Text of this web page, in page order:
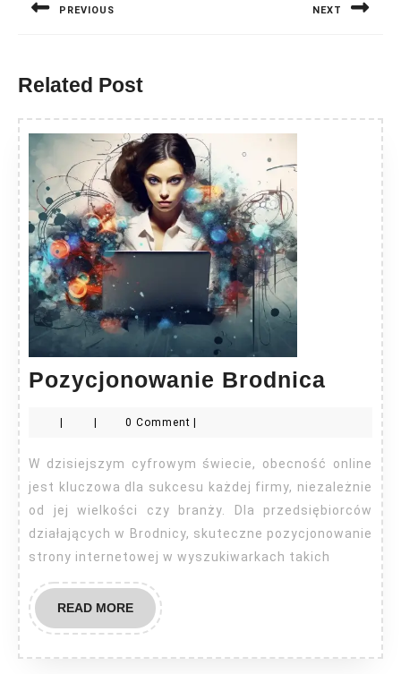
PREVIOUS NEXT
Related Post
Pozycjonowanie Brodnica
0 Comment
W dzisiejszym cyfrowym świecie, obecność online
jest kluczowa dla sukcesu każdej firmy, niezależnie
od jej wielkości czy branży. Dla przedsiębiorców
działających w Brodnicy, skuteczne pozycjonowanie
strony internetowej w wyszukiwarkach takich
READ MOREREAD
MORE